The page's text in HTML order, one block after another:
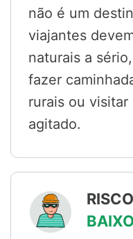
não é um
viajantes
naturais a
fazer
rurais ou visitar
agitado.
BAIXO